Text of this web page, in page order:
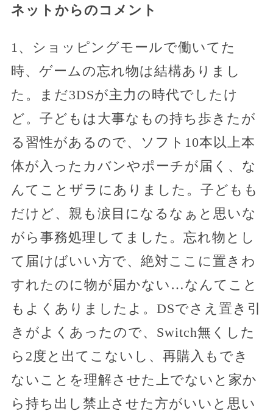
ネットからのコメント
1、ショッピングモールで働いてた
時、ゲームの忘れ物は結構ありまし
た。まだ3DSが主力の時代でしたけ
ど。子どもは大事なもの持ち歩きたが
る習性があるので、ソフト10本以上本
体が入ったカバンやポーチが届く、な
んてことザラにありました。子どもも
だけど、親も涙目になるなぁと思いな
がら事務処理してました。忘れ物とし
て届けばいい方で、絶対ここに置きわ
すれたのに物が届かない…なんてこと
もよくありましたよ。DSでさえ置き引
きがよくあったので、Switch無くした
ら2度と出てこないし、再購入もでき
ないことを理解させた上でないと家か
ら持ち出し禁止させた方がいいと思い